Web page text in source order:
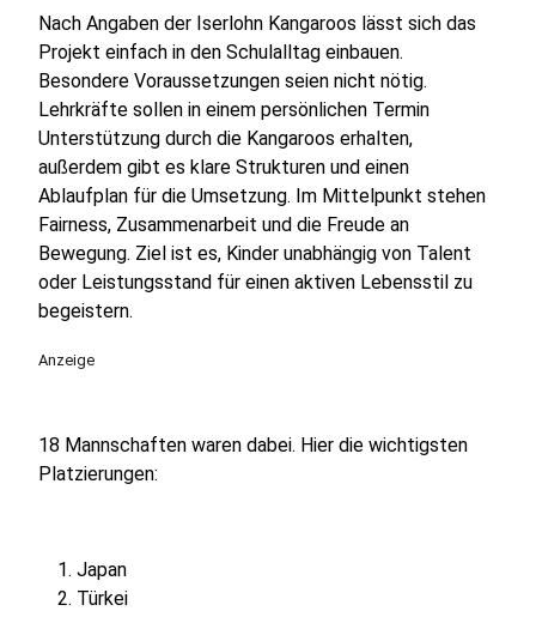
Nach Angaben der Iserlohn Kangaroos lässt sich das
Projekt einfach in den Schulalltag einbauen.
Besondere Voraussetzungen seien nicht nötig.
Lehrkräfte sollen in einem persönlichen Termin
Unterstützung durch die Kangaroos erhalten,
außerdem gibt es klare Strukturen und einen
Ablaufplan für die Umsetzung. Im Mittelpunkt stehen
Fairness, Zusammenarbeit und die Freude an
Bewegung. Ziel ist es, Kinder unabhängig von Talent
oder Leistungsstand für einen aktiven Lebensstil zu
begeistern.
Anzeige
18 Mannschaften waren dabei. Hier die wichtigsten
Platzierungen:
Japan
Türkei